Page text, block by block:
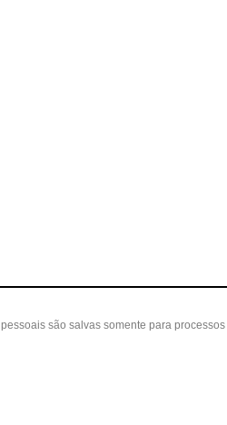
são salvas somente para